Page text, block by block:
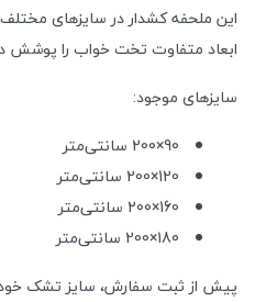
این ملحفه کشدار در سایزهای مختلف
ابعاد متفاوت تخت خواب را پوشش
سایزهای موجود:
90×200 سانتی‌متر
120×200 سانتی‌متر
160×200 سانتی‌متر
180×200 سانتی‌متر
پیش از ثبت سفارش، سایز تشک خود